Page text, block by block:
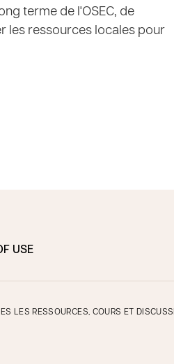
terme de l'OSEC, de
les ressources locales pour
USE
LES RESSOURCES, COURS ET